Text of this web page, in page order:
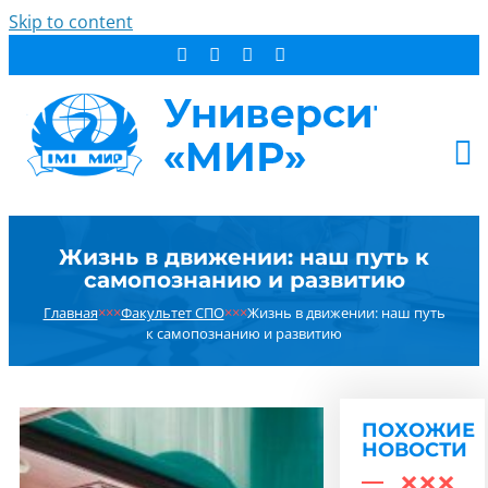
Skip to content
СТУДЕНТУ
ОБ УНИВЕРСИТЕТЕ
НОВОСТИ
РЕЗУЛЬТАТ ПОИСКА:
Жизнь в движении: наш путь к
самопознанию и развитию
Главная×××Факультет СПО×××Жизнь в движении: наш путь
к самопознанию и развитию
ПОХОЖИЕ
НОВОСТИ